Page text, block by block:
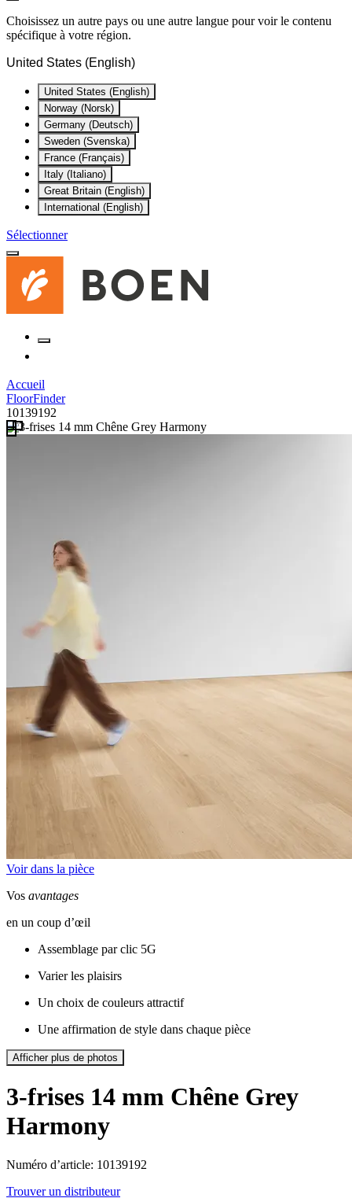
Choisissez un autre pays ou une autre langue pour voir le contenu
spécifique à votre région.
United States (English)
United States (English)
Norway (Norsk)
Germany (Deutsch)
Sweden (Svenska)
France (Français)
Italy (Italiano)
Great Britain (English)
International (English)
Sélectionner
Accueil
FloorFinder
10139192
Voir dans la pièce
Vos avantages
en un coup d’œil
Assemblage par clic 5G
Varier les plaisirs
Un choix de couleurs attractif
Une affirmation de style dans chaque pièce
Afficher plus de photos
3-frises 14 mm Chêne Grey
Harmony
Numéro d’article: 10139192
Trouver un distributeur